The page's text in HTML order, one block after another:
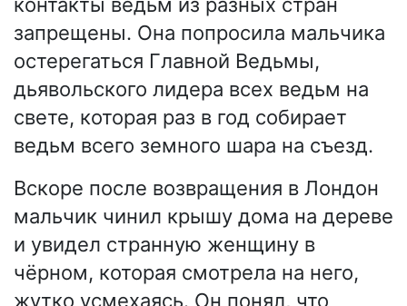
запрещены. Она попросила мальчика
остерегаться Главной Ведьмы,
дьявольского лидера всех ведьм на
свете, которая раз в год собирает
ведьм всего земного шара на съезд.
Вскоре после возвращения в Лондон
мальчик чинил крышу дома на дереве
и увидел странную женщину в
чёрном, которая смотрела на него,
жутко усмехаясь. Он понял, что